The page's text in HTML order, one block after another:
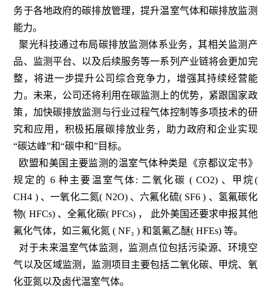
务于各地政府的碳排放管理，提升温室气体和碳排放监测
能力。
聚光科技通过布局碳排放监测体系业务，其相关监测产
品、监测平台、以及后续服务等一系列产业链将会更加完
整，将进一步提升公司综合竞争力，增强其持续经营能
力。未来，公司还将利用在碳监测上的优势，紧跟国家政
策，加快碳排放监测与行业过程气体控制等多项技术的研
究和应用，积极拓展碳排放业务，助力政府和企业实现
“碳达峰”和“碳中和”目标。
欧盟和美国主要监测的温室气体种类是《京都议定书》
规定的 6 种主要温室气体: 二氧化碳 ( CO2) 、甲烷(
CH4 ) 、一氧化二氮( N2O) 、六氟化硫( SF6 ) 、氢氟碳化
物( HFCs) 、全氟化碳( PFCs) ， 此外美国还要求申报其他
氟化气体，如三氟化氮 ( NF₃ ) 和氢氟乙醚( HFEs) 等。
对于未来温室气体监测，监测点位包括污染源、环境空
气以及区域监测，监测项目主要包括二氧化碳、甲烷、氧
化亚氮以及卤代温室气体。